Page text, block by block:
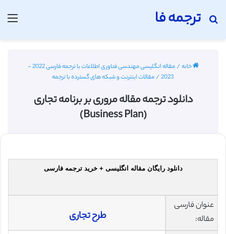
ترجمه فا
جستجو برای
خانه/
مقاله انگلیسی مهندسی فناوری اطلاعات با ترجمه فارسی 2022 -
2023
/مقالات اینترنت و شبکه های گسترده با ترجمه
دانلود ترجمه مقاله مروری بر برنامه تجاری
(Business Plan)
دانلود رایگان مقاله انگلیسی + خرید ترجمه فارسی
عنوان فارسی
مقاله:
طرح تجاری